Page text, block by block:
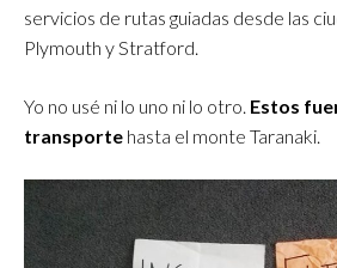
servicios de rutas guiadas desde las
Plymouth y Stratford.
Yo no usé ni lo uno ni lo otro. Estos
transporte hasta el monte Taranaki.